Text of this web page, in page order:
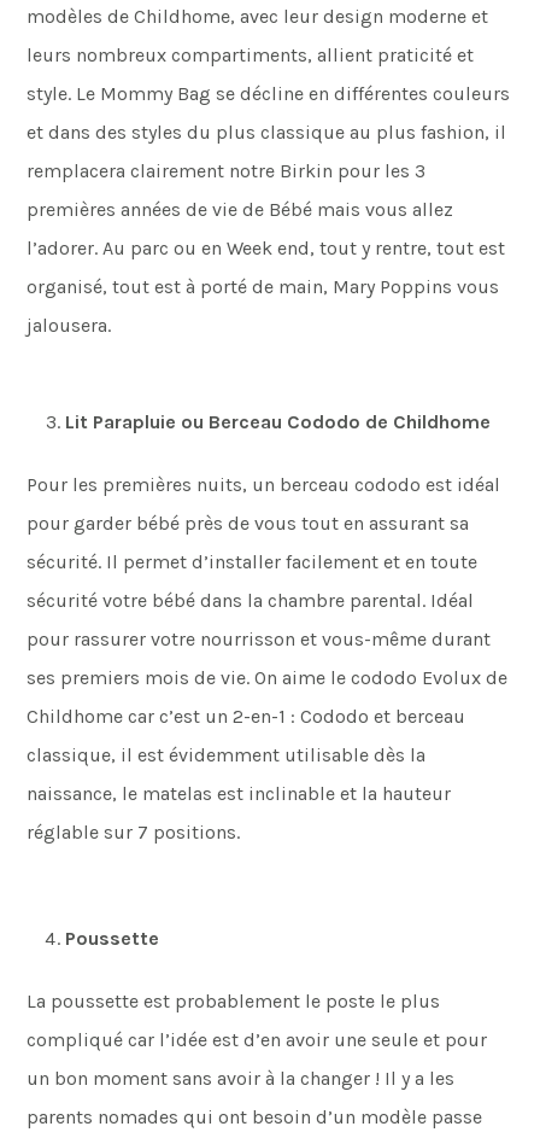
modèles de Childhome, avec leur design moderne et
leurs nombreux compartiments, allient praticité et
style. Le Mommy Bag se décline en différentes couleurs
et dans des styles du plus classique au plus fashion, il
remplacera clairement notre Birkin pour les 3
premières années de vie de Bébé mais vous allez
l’adorer. Au parc ou en Week end, tout y rentre, tout est
organisé, tout est à porté de main, Mary Poppins vous
jalousera.
Lit Parapluie ou Berceau Cododo de Childhome
Pour les premières nuits, un berceau cododo est idéal
pour garder bébé près de vous tout en assurant sa
sécurité. Il permet d’installer facilement et en toute
sécurité votre bébé dans la chambre parental. Idéal
pour rassurer votre nourrisson et vous-même durant
ses premiers mois de vie. On aime le cododo Evolux de
Childhome car c’est un 2-en-1 : Cododo et berceau
classique, il est évidemment utilisable dès la
naissance, le matelas est inclinable et la hauteur
réglable sur 7 positions.
Poussette
La poussette est probablement le poste le plus
compliqué car l’idée est d’en avoir une seule et pour
un bon moment sans avoir à la changer ! Il y a les
parents nomades qui ont besoin d’un modèle passe